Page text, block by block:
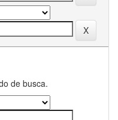
de busca.